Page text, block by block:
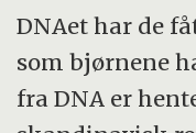
DNAet har de
som bjørnene
fra DNA er